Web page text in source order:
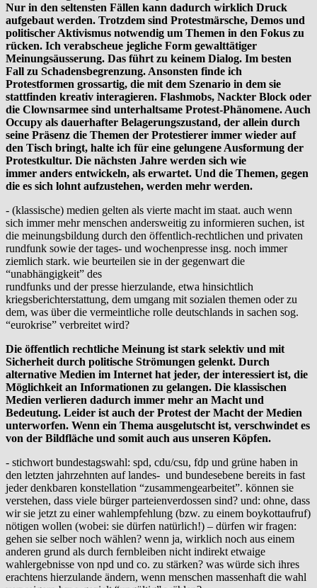
Nur in den seltensten Fällen kann dadurch wirklich Druck
aufgebaut werden. Trotzdem sind Protestmärsche, Demos und
politischer Aktivismus notwendig um Themen in den Fokus zu
rücken. Ich verabscheue jegliche Form gewalttätiger
Meinungsäusserung. Das führt zu keinem Dialog. Im besten
Fall zu Schadensbegrenzung. Ansonsten finde ich
Protestformen grossartig, die mit dem Szenario in dem sie
stattfinden kreativ interagieren. Flashmobs, Nackter Block oder
die Clownsarmee sind unterhaltsame Protest-Phänomene. Auch
Occupy als dauerhafter Belagerungszustand, der allein durch
seine Präsenz die Themen der Protestierer immer wieder auf
den Tisch bringt, halte ich für eine gelungene Ausformung der
Protestkultur. Die nächsten Jahre werden sich wie
immer anders entwickeln, als erwartet. Und die Themen, gegen
die es sich lohnt aufzustehen, werden mehr werden.
- (klassische) medien gelten als vierte macht im staat. auch wenn
sich immer mehr menschen andersweitig zu informieren suchen, ist
die meinungsbildung durch den öffentlich-rechtlichen und privaten
rundfunk sowie der tages- und wochenpresse insg. noch immer
ziemlich stark. wie beurteilen sie in der gegenwart die
“unabhängigkeit” des
rundfunks und der presse hierzulande, etwa hinsichtlich
kriegsberichterstattung, dem umgang mit sozialen themen oder zu
dem, was über die vermeintliche rolle deutschlands in sachen sog.
“eurokrise” verbreitet wird?
Die öffentlich rechtliche Meinung ist stark selektiv und mit
Sicherheit durch politische Strömungen gelenkt. Durch
alternative Medien im Internet hat jeder, der interessiert ist, die
Möglichkeit an Informationen zu gelangen. Die klassischen
Medien verlieren dadurch immer mehr an Macht und
Bedeutung. Leider ist auch der Protest der Macht der Medien
unterworfen. Wenn ein Thema ausgelutscht ist, verschwindet es
von der Bildfläche und somit auch aus unseren Köpfen.
- stichwort bundestagswahl: spd, cdu/csu, fdp und grüne haben in
den letzten jahrzehnten auf landes- und bundesebene bereits in fast
jeder denkbaren konstellation “zusammengearbeitet”. können sie
verstehen, dass viele bürger parteienverdossen sind? und: ohne, dass
wir sie jetzt zu einer wahlempfehlung (bzw. zu einem boykottaufruf)
nötigen wollen (wobei: sie dürfen natürlich!) – dürfen wir fragen:
gehen sie selber noch wählen? wenn ja, wirklich noch aus einem
anderen grund als durch fernbleiben nicht indirekt etwaige
wahlergebnisse von npd und co. zu stärken? was würde sich ihres
erachtens hierzulande ändern, wenn menschen massenhaft die wahl